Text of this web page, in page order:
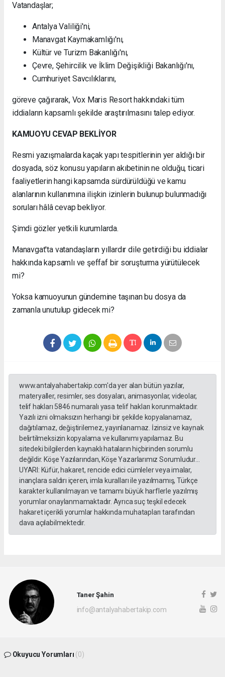
Vatandaşlar;
Antalya Valiliği'ni,
Manavgat Kaymakamlığı'nı,
Kültür ve Turizm Bakanlığı'nı,
Çevre, Şehircilik ve İklim Değişikliği Bakanlığı'nı,
Cumhuriyet Savcılıklarını,
göreve çağırarak, Vox Maris Resort hakkındaki tüm
iddiaların kapsamlı şekilde araştırılmasını talep ediyor.
KAMUOYU CEVAP BEKLİYOR
Resmi yazışmalarda kaçak yapı tespitlerinin yer aldığı bir
dosyada, söz konusu yapıların akıbetinin ne olduğu, ticari
faaliyetlerin hangi kapsamda sürdürüldüğü ve kamu
alanlarının kullanımına ilişkin izinlerin bulunup bulunmadığı
soruları hâlâ cevap bekliyor.
Şimdi gözler yetkili kurumlarda.
Manavgat'ta vatandaşların yıllardır dile getirdiği bu iddialar
hakkında kapsamlı ve şeffaf bir soruşturma yürütülecek
mi?
Yoksa kamuoyunun gündemine taşınan bu dosya da
zamanla unutulup gidecek mi?
www.antalyahabertakip.com'da yer alan bütün yazılar,
materyaller, resimler, ses dosyaları, animasyonlar, videolar,
telif hakları 5846 numaralı yasa telif hakları korunmaktadır.
Yazılı izni olmaksızın herhangi bir şekilde kopyalanamaz,
dağıtılamaz, değiştirilemez, yayınlanamaz. İzinsiz ve kaynak
belirtilmeksizin kopyalama ve kullanımı yapılamaz. Bu
sitedeki bilgilerden kaynaklı hataların hiçbirinden sorumlu
değildir. Köşe Yazılarından, Köşe Yazarlarımız Sorumludur...
UYARI: Küfür, hakaret, rencide edici cümleler veya imalar,
inançlara saldırı içeren, imla kuralları ile yazılmamış, Türkçe
karakter kullanılmayan ve tamamı büyük harflerle yazılmış
yorumlar onaylanmamaktadır. Ayrıca suç teşkil edecek
hakaret içerikli yorumlar hakkında muhatapları tarafından
dava açılabilmektedir.
Taner Şahin
info@antalyahabertakip.com
Okuyucu Yorumları (0)